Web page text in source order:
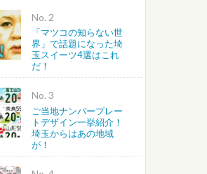
上尾・桶川・北本・鴻巣・北
蓮田・白岡・久喜・幸手・
No.
「マツコの知らない世
界」で話題になった埼
玉スイーツ4選はこれ
だ！
No.
ご当地ナンバープレー
トデザイン一挙紹介！
埼玉からはあの地域
が！